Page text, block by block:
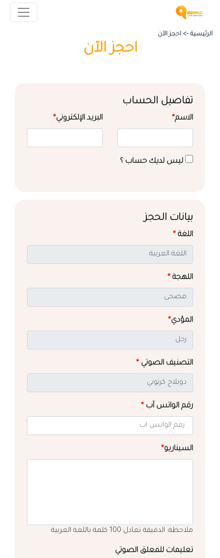
الرئيسية -> احجز الآن
احجز الآن
تفاصيل الحساب
الاسم* البريد الإلكتروني*
ليس لديك حساب ؟
بيانات الحجز
اللغة *
اللهجة *
المؤدي*
التصنيف الصوتي *
رقم الواتس آب *
السيناريو*
ملاحظة: الدقيقة تعادل 100 كلمة باللغة العربية
تعليمات للمعلق الصوتي